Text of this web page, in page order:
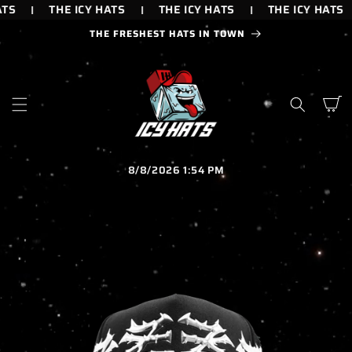
THE ICY HATS THE ICY HATS THE ICY HATS
CONTENIDOTHE FRESHEST HATS IN TOWN
Carrito
8/8/2026 1:54 PM
PRODUCTO